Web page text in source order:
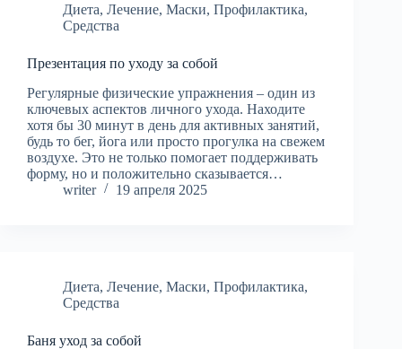
Диета, Лечение, Маски, Профилактика,
Средства
Презентация по уходу за собой
Регулярные физические упражнения – один из
ключевых аспектов личного ухода. Находите
хотя бы 30 минут в день для активных занятий,
будь то бег, йога или просто прогулка на свежем
воздухе. Это не только помогает поддерживать
форму, но и положительно сказывается…
writer
19 апреля 2025
Диета, Лечение, Маски, Профилактика,
Средства
Баня уход за собой